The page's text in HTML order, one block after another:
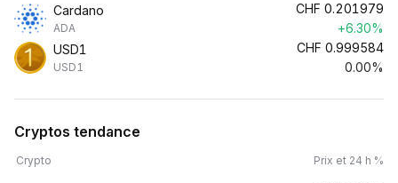
Cardano
ADA
CHF 0.201979
+6.30%
USD1
USD1
CHF 0.999584
0.00%
Cryptos tendance
Crypto Prix et 24 h %